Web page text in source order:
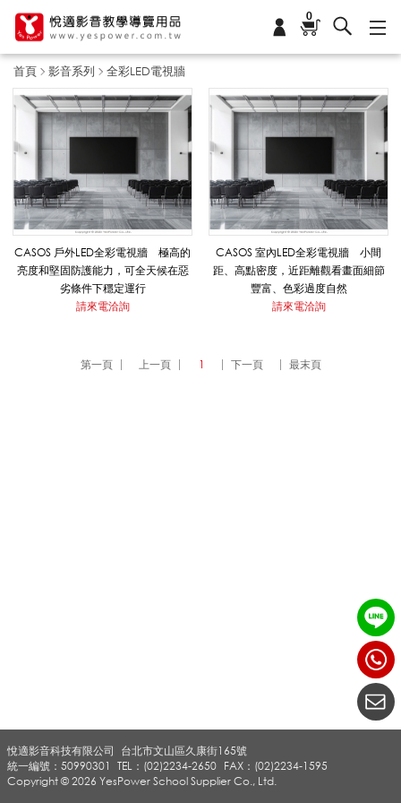
0
首頁 影音系列 全彩LED電視牆
全
彩
L
音
CASOS 戶外LED全彩電視牆 極高的
亮度和堅固防護能力，可全天候在惡
劣條件下穩定運行
請來電洽詢
CASOS 室內LED全彩電視牆 小間
距、高點密度，近距離觀看畫面細節
豐富、色彩過度自然
請來電洽詢
第一頁 上一頁 1 下一頁 最末頁
悅適影音科技有限公司
TEL：(02)2234-2650 FAX：(02)2234-1595
台北市文山區久康街165號
統一編號：50990301
Copyright © 2026 YesPower School Supplier Co., Ltd.